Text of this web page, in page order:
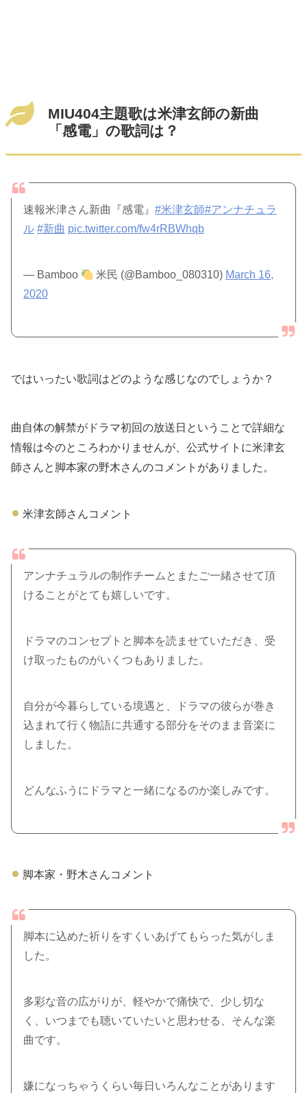
MIU404主題歌は米津玄師の新曲
「感電」の歌詞は？
速報米津さん新曲『感電』#米津玄師#アンナチュラ
ル #新曲 pic.twitter.com/fw4rRBWhqb
— Bamboo 米民 (@Bamboo_080310) March 16,
2020
ではいったい歌詞はどのような感じなのでしょうか？
曲自体の解禁がドラマ初回の放送日ということで詳細な
情報は今のところわかりませんが、公式サイトに米津玄
師さんと脚本家の野木さんのコメントがありました。
米津玄師さんコメント
アンナチュラルの制作チームとまたご一緒させて頂
けることがとても嬉しいです。
ドラマのコンセプトと脚本を読ませていただき、受
け取ったものがいくつもありました。
自分が今暮らしている境遇と、ドラマの彼らが巻き
込まれて行く物語に共通する部分をそのまま音楽に
しました。
どんなふうにドラマと一緒になるのか楽しみです。
脚本家・野木さんコメント
脚本に込めた祈りをすくいあげてもらった気がしま
した。
多彩な音の広がりが、軽やかで痛快で、少し切な
く、いつまでも聴いていたいと思わせる、そんな楽
曲です。
嫌になっちゃうくらい毎日いろんなことがあります